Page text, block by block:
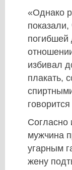
«Однако
погибшей
избивал
плакать,
Согласно
мужчина
угарным
жену